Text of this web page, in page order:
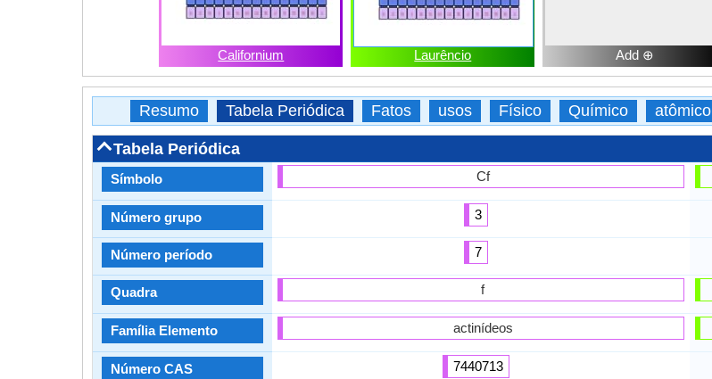
Californium Laurêncio Add ⊕
Resumo Tabela Periódica Fatos usos Físico Químico atômico
Tabela Periódica
Símbolo
Número grupo
Número período
Quadra
Família Elemento
Número CAS
Cf
3
7
f
actinídeos
7440713